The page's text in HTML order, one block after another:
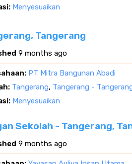
Menyesuaikan
Tangerang
9 months ago
PT Mitra Bangunan Abadi
Tangerang, Tangerang -
Menyesuaikan
Sekolah - Tangerang,
9 months ago